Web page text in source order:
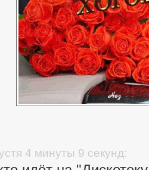
4 минуты 9 секунд: